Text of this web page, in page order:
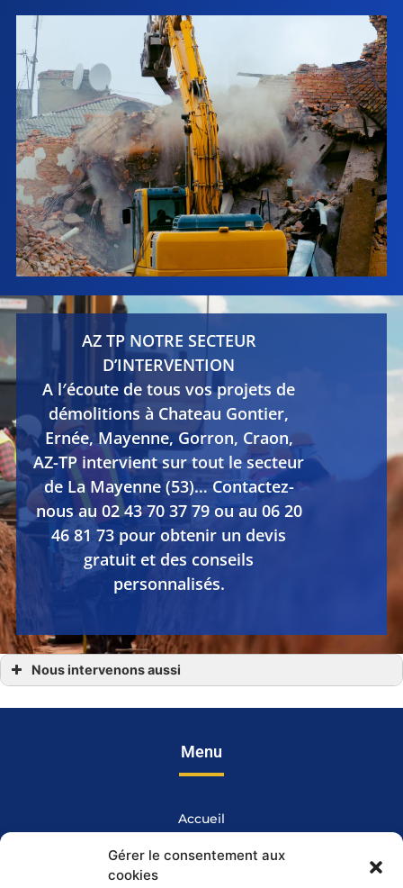
Gérer le consentement aux
cookies
AZ TP NOTRE SECTEUR
D’INTERVENTION
A l′écoute de tous vos projets de
démolitions à Chateau Gontier,
Ernée, Mayenne, Gorron, Craon,
AZ-TP intervient sur tout le secteur
de La Mayenne (53)… Contactez-
nous au 02 43 70 37 79 ou au 06 20
46 81 73 pour obtenir un devis
gratuit et des conseils
personnalisés.
Nous intervenons aussi
Démolition à Laval en Mayenne 53
Menu
Accueil
AZTP
Terrassement